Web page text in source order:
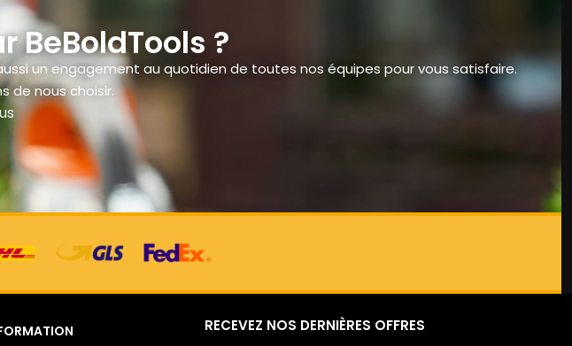
BeBoldTools ?
un engagement au quotidien de toutes nos équipes pour vous satisfaire.
de nous choisir.
RECEVEZ NOS DERNIÈRES OFFRES